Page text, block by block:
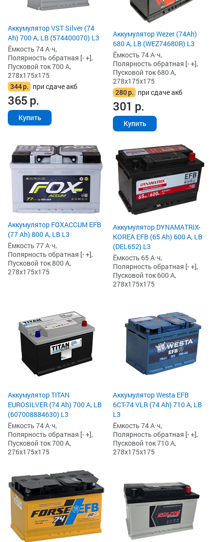
Аккумулятор VST Silver (74
Ah) 700 А, LB (574400070) L3
Ёмкость 74 А·ч,
Полярность обратная [- +],
Пусковой ток 700 А,
278x175x175
344р. при сдаче акб
365р.
Купить
Аккумулятор Wezer (74Ah)
680 А, LB (WEZ74680R) L3
Ёмкость 74 А·ч,
Полярность обратная [- +],
Пусковой ток 680 А,
278x175x175
280р. при сдаче акб
301 р.
Купить
Аккумулятор FOXACCUM EFB
(77 Ah) 800 А, LB L3
Ёмкость 77 А·ч,
Полярность обратная [- +],
Пусковой ток 800 А,
278x175x175
Аккумулятор DYNAMATRIX-
KOREA EFB (65 Ah) 600 А, LB
(DEL652) L3
Ёмкость 65 А·ч,
Полярность обратная [- +],
Пусковой ток 600 А,
278x175x175
Аккумулятор TITAN
EUROSILVER (74 Ah) 700 А, LB
(607008884630) L3
Ёмкость 74 А·ч,
Полярность обратная [- +],
Пусковой ток 700 А,
276x175x175
Аккумулятор Westa EFB
6СТ-74 VLR (74 Ah) 710 А, LB
L3
Ёмкость 74 А·ч,
Полярность обратная [- +],
Пусковой ток 710 А,
278x175x175